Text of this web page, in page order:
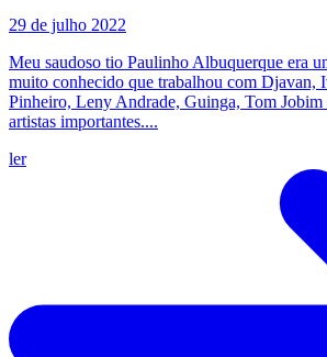
29 de julho 2022
Meu saudoso tio Paulinho Albuquerque era
muito conhecido que trabalhou com Djavan,
Pinheiro, Leny Andrade, Guinga, Tom Jobim
artistas importantes....
ler